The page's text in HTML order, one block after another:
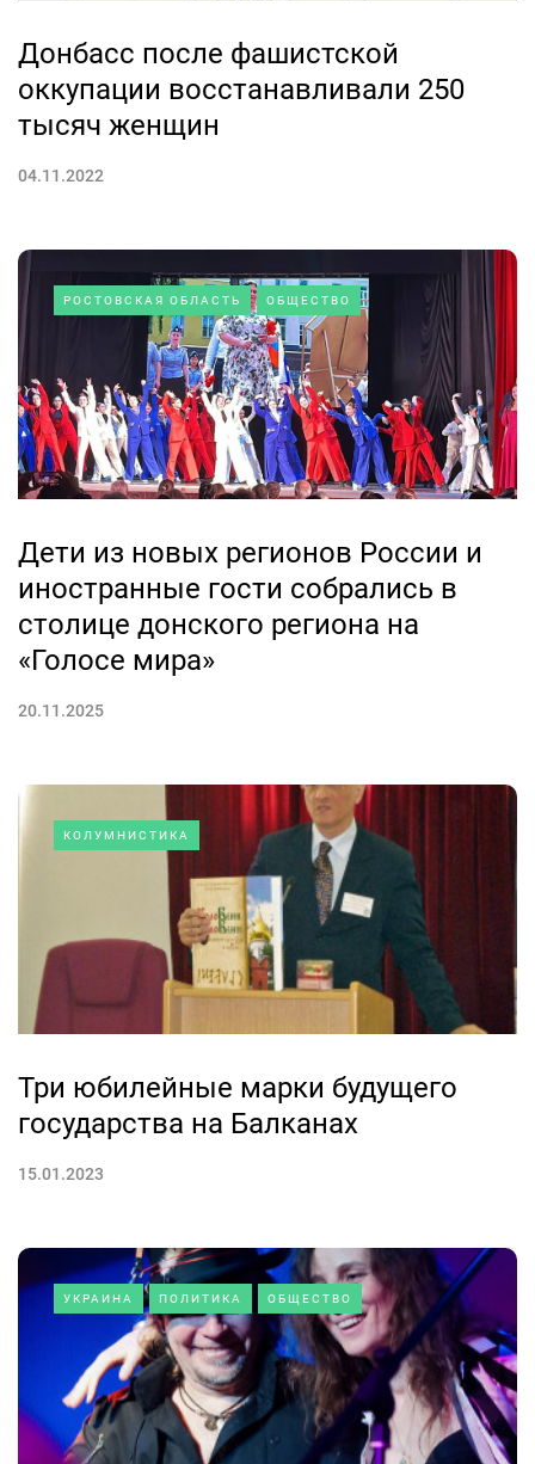
Донбасс после фашистской
оккупации восстанавливали 250
тысяч женщин
04.11.2022
РОСТОВСКАЯ ОБЛАСТЬ ОБЩЕСТВО
Дети из новых регионов России и
иностранные гости собрались в
столице донского региона на
«Голосе мира»
20.11.2025
КОЛУМНИСТИКА
Три юбилейные марки будущего
государства на Балканах
15.01.2023
УКРАИНА ПОЛИТИКА ОБЩЕСТВО